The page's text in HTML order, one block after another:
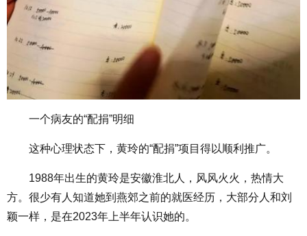
一个病友的“配捐”明细
这种心理状态下，黄玲的“配捐”项目得以顺利推广。
1988年出生的黄玲是安徽淮北人，风风火火，热情大
方。很少有人知道她到燕郊之前的就医经历，大部分人和刘
颖一样，是在2023年上半年认识她的。